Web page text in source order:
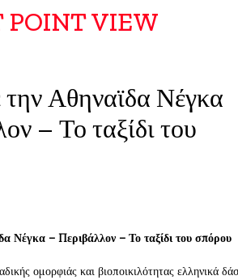
POINT VIEW
Αθηναϊδα Νέγκα
– Το ταξίδι του
Νέγκα – Περιβάλλον – Το ταξίδι του σπόρου
ομορφιάς και βιοποικιλότητας ελληνικά